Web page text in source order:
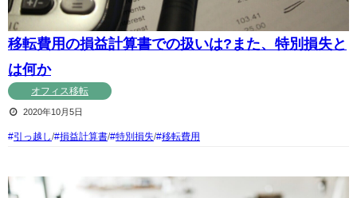
移転費用の損益計算書での扱いは?また、特別損失と
は何か
オフィス移転
2020年10月5日
引っ越し/ 損益計算書/ 特別損失/ 移転費用